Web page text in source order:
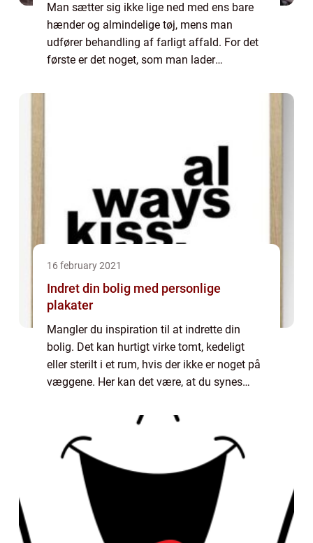
Man sætter sig ikke lige ned med ens bare
hænder og almindelige tøj, mens man
udfører behandling af farligt affald. For det
første er det noget, som man lader
16 february 2021
Indret din bolig med personlige
plakater
Mangler du inspiration til at indrette din
bolig. Det kan hurtigt virke tomt, kedeligt
eller sterilt i et rum, hvis der ikke er noget på
væggene. Her kan det være, at du synes
passer ind i dit hjem. Så er ...